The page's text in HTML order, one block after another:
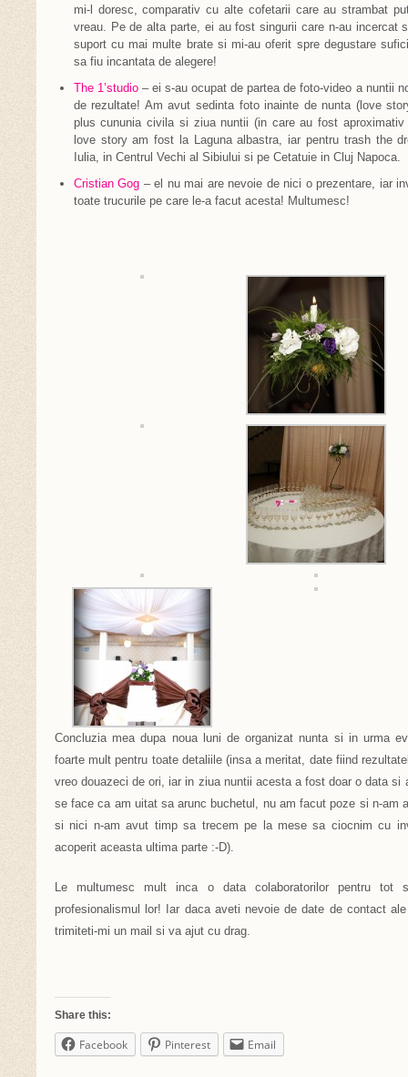
mi-l doresc, comparativ cu alte cofetarii care au strambat
vreau. Pe de alta parte, ei au fost singurii care n-au incercat
suport cu mai multe brate si mi-au oferit spre degustare
sa fiu incantata de alegere!
The 1’studio– ei s-au ocupat de partea de foto-video a nuntii
de rezultate! Am avut sedinta foto inainte de nunta (love
plus cununia civila si ziua nuntii (in care au fost
love story am fost la Laguna albastra, iar pentru trash the
Iulia, in Centrul Vechi al Sibiului si pe Cetatuie in Cluj Napoca.
Cristian Gog – el nu mai are nevoie de nici o prezentare, iar
toate trucurile pe care le-a facut acesta! Multumesc!
Concluzia mea dupa noua luni de organizat nunta si in urma
foarte mult pentru toate detaliile (insa a meritat, date fiind
vreo douazeci de ori, iar in ziua nuntii acesta a fost doar o data si
se face ca am uitat sa arunc buchetul, nu am facut poze si n-am
si nici n-am avut timp sa trecem pe la mese sa ciocnim cu
acoperit aceasta ultima parte :-D).
Le multumesc mult inca o data colaboratorilor pentru tot
profesionalismul lor! Iar daca aveti nevoie de date de contact
trimiteti-mi un mail si va ajut cu drag.
Share this:
Facebook Pinterest Email